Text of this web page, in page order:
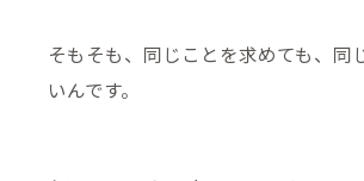
そもそも、同じことを求めても、同
いんです。